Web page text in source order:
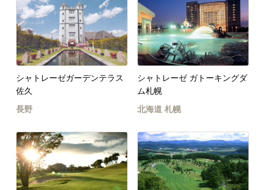
シャトレーゼガーデンテラス
佐久
長野
シャトレーゼ ガトーキングダ
ム札幌
北海道 札幌